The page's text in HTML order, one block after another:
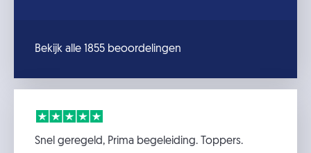
Bekijk alle 1855 beoordelingen
Snel geregeld, Prima begeleiding. Toppers.